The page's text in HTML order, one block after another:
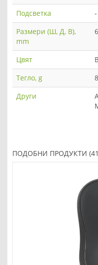
Подсветка
-
Размери (Ш, Д, В),
mm
Цвят
Тегло, g
Други
ПОДОБНИ ПРОДУКТИ